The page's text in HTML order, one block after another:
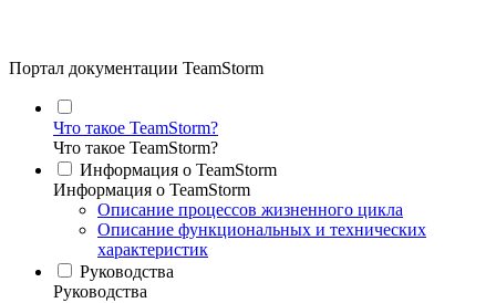
Портал документации TeamStorm
Что такое TeamStorm?
Что такое TeamStorm?
Информация о TeamStorm
Информация о TeamStorm
Описание процессов жизненного цикла
Описание функциональных и технических
характеристик
Руководства
Руководства